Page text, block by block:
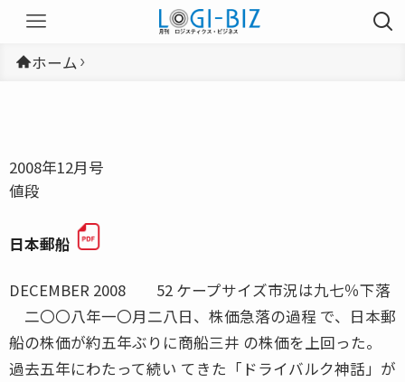
ホーム
2008年12月号
値段
日本郵船
DECEMBER 2008 52 ケープサイズ市況は九七％下落
二〇〇八年一〇月二八日、株価急落の過程 で、日本郵
船の株価が約五年ぶりに商船三井 の株価を上回った。
過去五年にわたって続い てきた「ドライバルク神話」が